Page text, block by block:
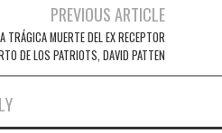
PREVIOUS ARTICLE
TRÁGICA MUERTE DEL EX RECEPTOR
DE LOS PATRIOTS, DAVID PATTEN